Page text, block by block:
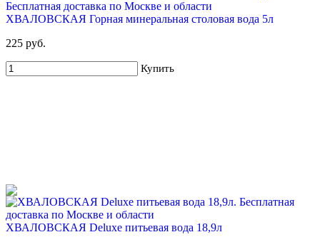
ХВАЛОВСКАЯ Горная минеральная столовая вода 5л
225 руб.
Купить
ХВАЛОВСКАЯ Deluxe питьевая вода 18,9л